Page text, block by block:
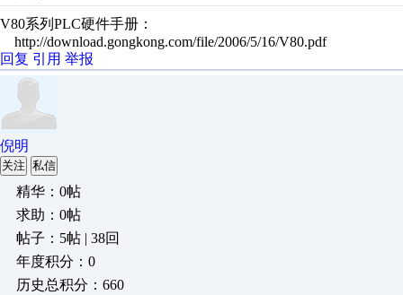
V80系列PLC硬件手册：
http://download.gongkong.com/file/2006/5/16/V80.pdf
回复 引用 举报
倪明
关注 私信
精华：0帖
求助：0帖
帖子：5帖 | 38回
年度积分：0
历史总积分：660